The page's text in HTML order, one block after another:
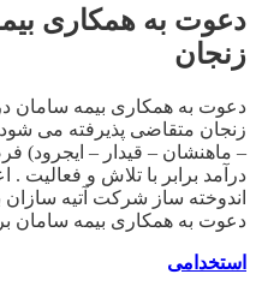
دعوت به همکاری
زنجان
دعوت به همکاری بیمه سامان
زنجان متقاضی پذیرفته می
– ماهنشان – قیدار – ایجرود)
درآمد برابر با تلاش و فعالیت
اندوخته ساز شرکت آتیه
دعوت به همکاری بیمه سامان
استخدامی